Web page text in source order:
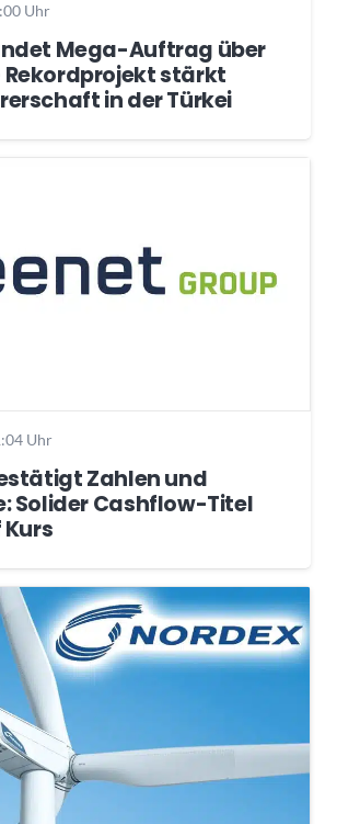
Uhr
Mega-Auftrag über
Rekordprojekt stärkt
in der Türkei
Uhr
Zahlen und
Solider Cashflow-Titel